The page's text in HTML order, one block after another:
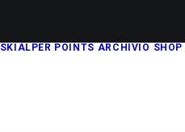
SKIALPER POINTS ARCHIVIO SHOP